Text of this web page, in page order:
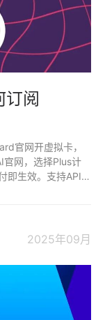
阅
官网开虚拟卡，
官网，选择Plus计
即生效。支持API充
2025年09月